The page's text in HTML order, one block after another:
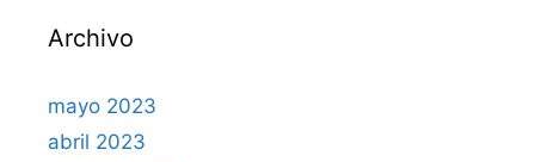
Archivo
mayo 2023
abril 2023